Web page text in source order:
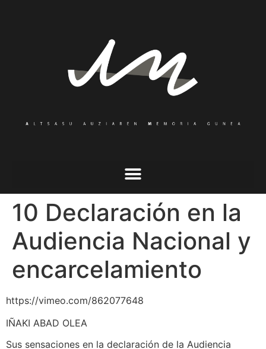
10 Declaración en la
Audiencia Nacional y
encarcelamiento
https://vimeo.com/862077648
IÑAKI ABAD OLEA
Sus sensaciones en la declaración de la Audiencia